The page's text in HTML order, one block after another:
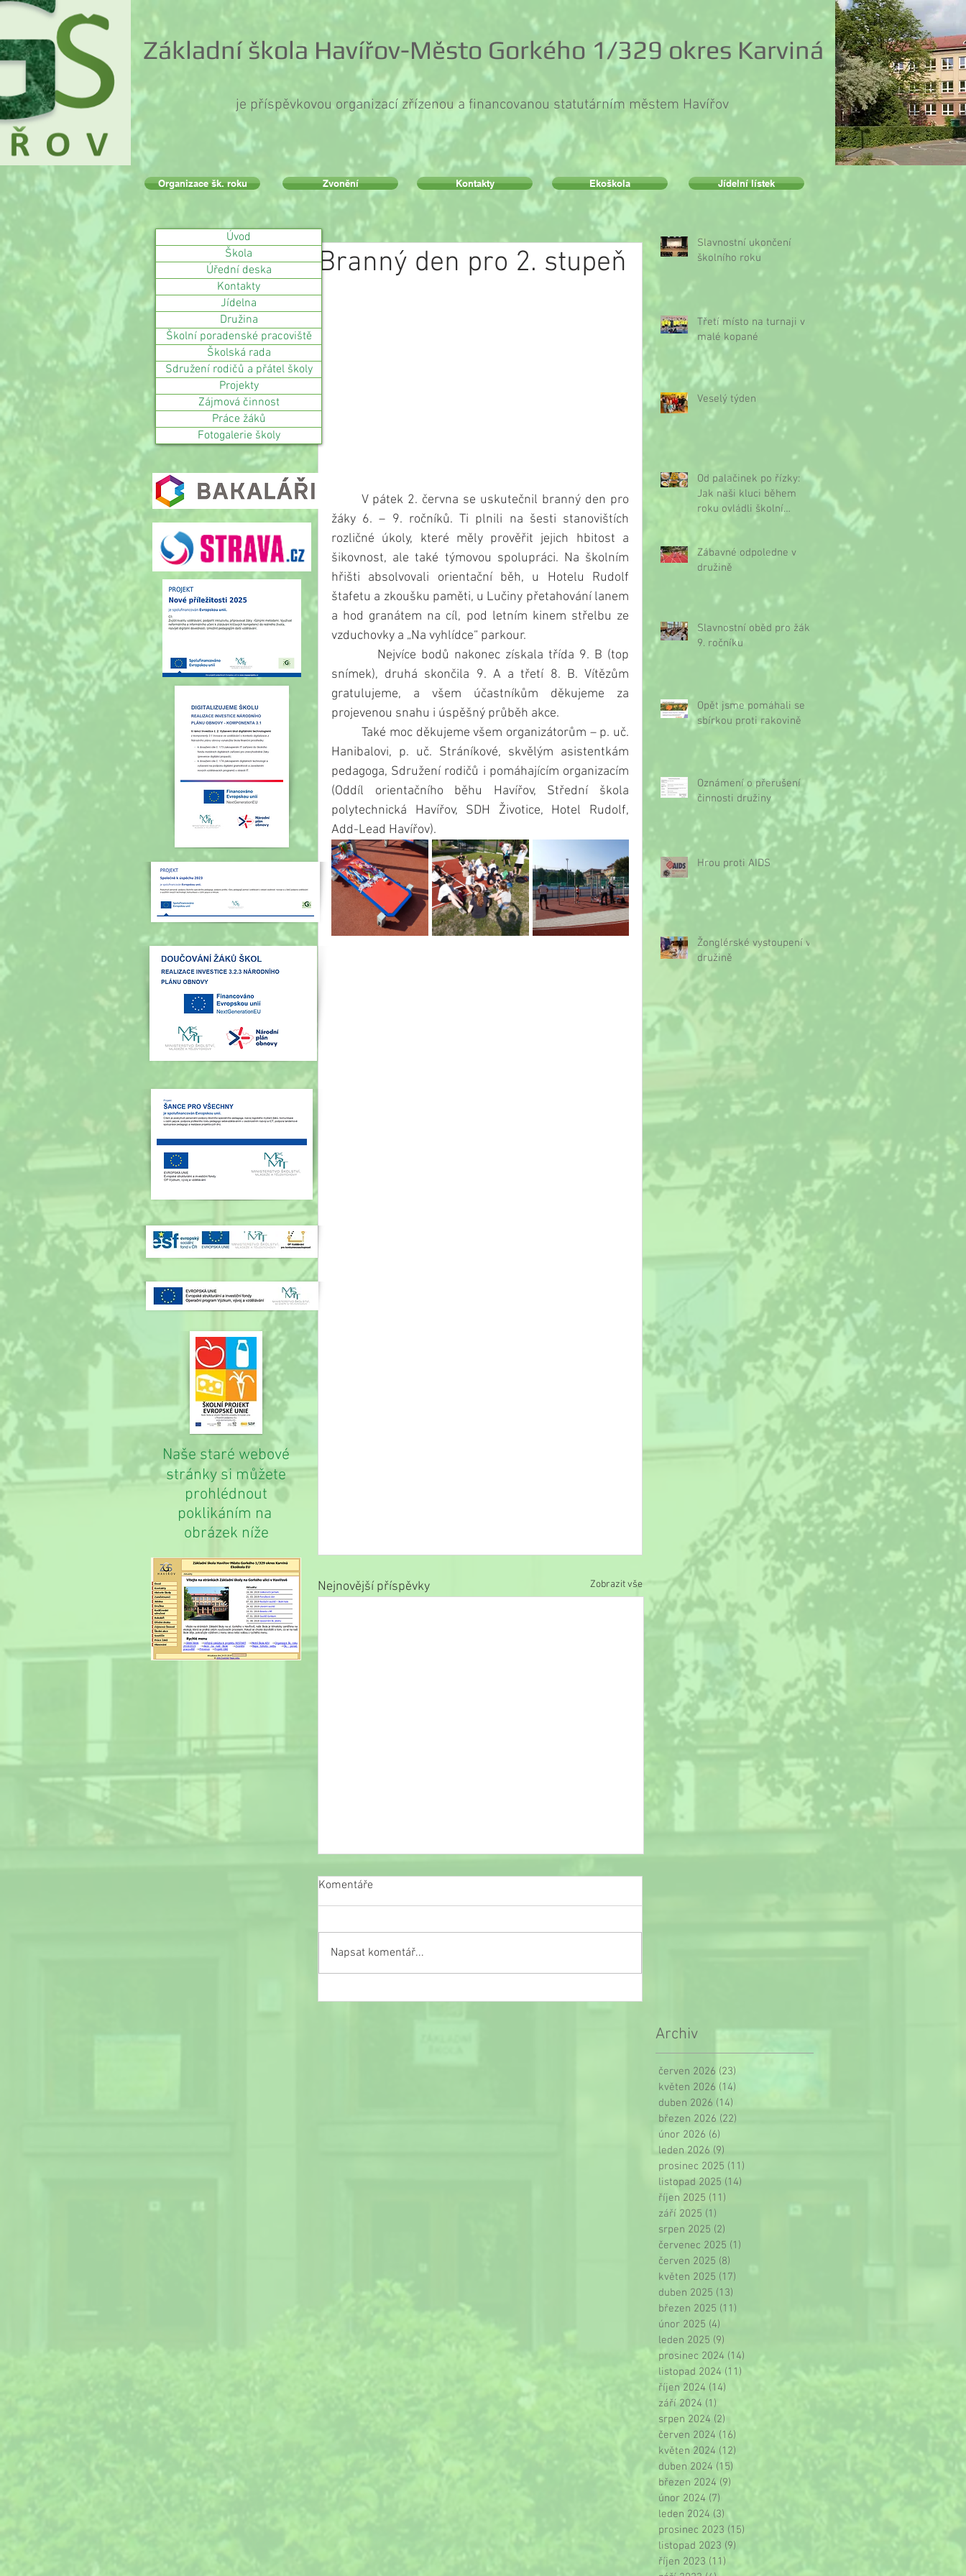
Základní škola Havířov-Město Gorkého 1/329 okres Karviná
je příspěvkovou organizací zřízenou a financovanou statutárním městem Havířov
Branný den pro 2. stupeň
žáky 6. – 9. ročníků. Ti plnili na šesti stanovištích
rozličné úkoly, které měly prověřit jejich hbitost a
šikovnost, ale také týmovou spolupráci. Na školním
hřišti absolvovali orientační běh, u Hotelu Rudolf
štafetu a zkoušku paměti, u Lučiny přetahování lanem
a hod granátem na cíl, pod letním kinem střelbu ze
vzduchovky a „Na vyhlídce“ parkour.
snímek), druhá skončila 9. A a třetí 8. B. Vítězům
gratulujeme, a všem účastníkům děkujeme za
projevenou snahu i úspěšný průběh akce.
         Také moc děkujeme všem organizátorům – p. uč.
Hanibalovi, p. uč. Stráníkové, skvělým asistentkám
pedagoga, Sdružení rodičů i pomáhajícím organizacím
(Oddíl orientačního běhu Havířov, Střední škola
polytechnická Havířov, SDH Životice, Hotel Rudolf,
Add-Lead Havířov).
Nejnovější příspěvky Zobrazit vše
Slavnostní ukončení školního roku
Komentáře
Napsat komentář...
Slavnostní ukončení
školního roku
Třetí místo na turnaji v
malé kopané
Veselý týden
Od palačinek po řízky:
Jak naši kluci během
roku ovládli školní
Zábavné odpoledne v
družině
Slavnostní oběd pro žáky
9. ročníku
Opět jsme pomáhali se
sbírkou proti rakovině
Oznámení o přerušení
činnosti družiny
Hrou proti AIDS
Žonglérské vystoupení v
družině
Archiv
červen 2026 (23)
květen 2026 (14)
duben 2026 (14)
březen 2026 (22)
únor 2026 (6)
leden 2026 (9)
prosinec 2025 (11)
listopad 2025 (14)
říjen 2025 (11)
září 2025 (1)
srpen 2025 (2)
červenec 2025 (1)
červen 2025 (8)
květen 2025 (17)
duben 2025 (13)
březen 2025 (11)
únor 2025 (4)
leden 2025 (9)
prosinec 2024 (14)
listopad 2024 (11)
říjen 2024 (14)
září 2024 (1)
srpen 2024 (2)
červen 2024 (16)
květen 2024 (12)
duben 2024 (15)
březen 2024 (9)
únor 2024 (7)
leden 2024 (3)
prosinec 2023 (15)
listopad 2023 (9)
říjen 2023 (11)
Organizace šk. roku Zvonění Kontakty Ekoškola Jídelní lístek
Naše staré webové
stránky si můžete
prohlédnout
poklikáním na
obrázek níže
Úvod
Škola
Úřední deska
Kontakty
Jídelna
Družina
Školní poradenské pracoviště
Školská rada
Sdružení rodičů a přátel školy
Projekty
Zájmová činnost
Práce žáků
Fotogalerie školy